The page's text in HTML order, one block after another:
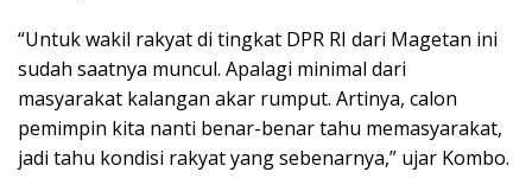
“Untuk wakil rakyat di tingkat DPR RI dari Magetan ini
sudah saatnya muncul. Apalagi minimal dari
masyarakat kalangan akar rumput. Artinya, calon
pemimpin kita nanti benar-benar tahu memasyarakat,
jadi tahu kondisi rakyat yang sebenarnya,” ujar Kombo.